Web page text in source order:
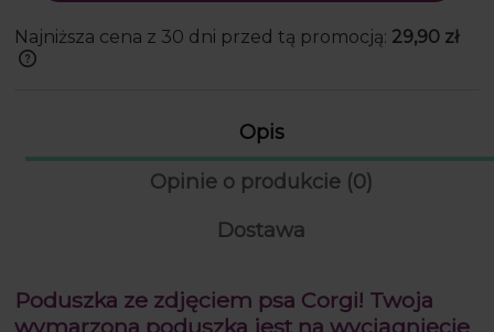
Najniższa cena z 30 dni przed tą promocją: 29,90 zł
cena od momentu, kiedy produkt
pojawił się w sprzedaży.
Opis
Opinie o produkcie (0)
Dostawa
Poduszka ze zdjęciem psa Corgi! Twoja
wymarzona poduszka jest na wyciągnięcie